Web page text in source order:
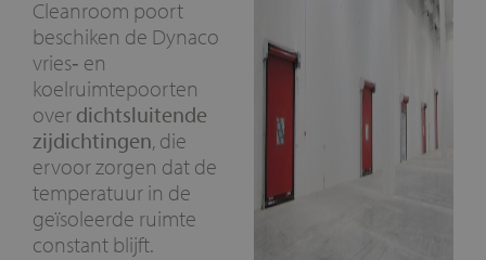
Cleanroom poort
beschiken de Dynaco
vries‑ en
koelruimtepoorten
over dichtsluitende
zijdichtingen, die
ervoor zorgen dat de
temperatuur in de
geïsoleerde ruimte
constant blijft.